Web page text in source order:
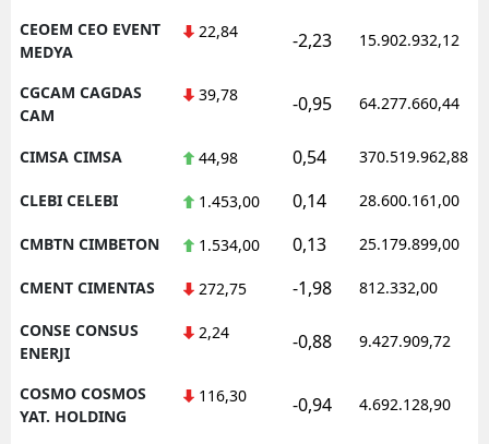
CEOEM CEO EVENT
MEDYA
22,84 -2,23 15.902.932,12
CGCAM CAGDAS
CAM
39,78 -0,95 64.277.660,44
CIMSA CIMSA 44,98 0,54 370.519.962,88
CLEBI CELEBI 1.453,00 0,14 28.600.161,00
CMBTN CIMBETON 1.534,00 0,13 25.179.899,00
CMENT CIMENTAS 272,75 -1,98 812.332,00
CONSE CONSUS
ENERJI
2,24 -0,88 9.427.909,72
COSMO COSMOS
YAT. HOLDING
116,30 -0,94 4.692.128,90